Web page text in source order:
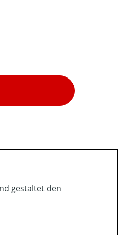
gestaltet den